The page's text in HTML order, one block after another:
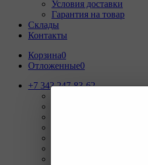
Условия доставки
Гарантия на товар
Склады
Контакты
Корзина0
Отложенные0
+7 343 247-83-62